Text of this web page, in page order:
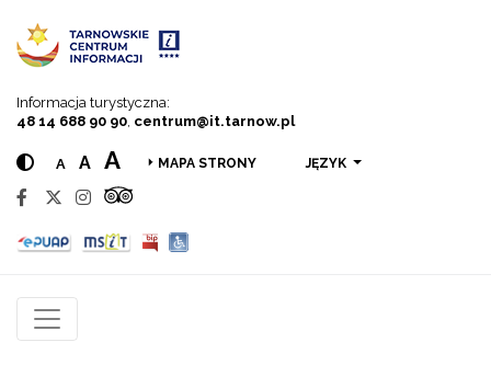
Informacja turystyczna:
48 14 688 90 90 centrum@it.tarnow.pl
A A A MAPA STRONY JĘZYK